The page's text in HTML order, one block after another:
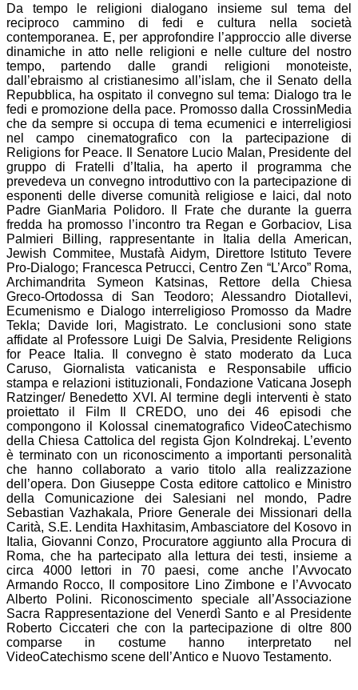
Da tempo le religioni dialogano insieme sul tema del
reciproco cammino di fedi e cultura nella società
contemporanea. E, per approfondire l’approccio alle diverse
dinamiche in atto nelle religioni e nelle culture del nostro
tempo, partendo dalle grandi religioni monoteiste,
dall’ebraismo al cristianesimo all’islam, che il Senato della
Repubblica, ha ospitato il convegno sul tema: Dialogo tra le
fedi e promozione della pace. Promosso dalla CrossinMedia
che da sempre si occupa di tema ecumenici e interreligiosi
nel campo cinematografico con la partecipazione di
Religions for Peace. Il Senatore Lucio Malan, Presidente del
gruppo di Fratelli d’Italia, ha aperto il programma che
prevedeva un convegno introduttivo con la partecipazione di
esponenti delle diverse comunità religiose e laici, dal noto
Padre GianMaria Polidoro. Il Frate che durante la guerra
fredda ha promosso l’incontro tra Regan e Gorbaciov, Lisa
Palmieri Billing, rappresentante in Italia della American,
Jewish Commitee, Mustafà Aidym, Direttore Istituto Tevere
Pro-Dialogo; Francesca Petrucci, Centro Zen “L’Arco” Roma,
Archimandrita Symeon Katsinas, Rettore della Chiesa
Greco-Ortodossa di San Teodoro; Alessandro Diotallevi,
Ecumenismo e Dialogo interreligioso Promosso da Madre
Tekla; Davide Iori, Magistrato. Le conclusioni sono state
affidate al Professore Luigi De Salvia, Presidente Religions
for Peace Italia. Il convegno è stato moderato da Luca
Caruso, Giornalista vaticanista e Responsabile ufficio
stampa e relazioni istituzionali, Fondazione Vaticana Joseph
Ratzinger/ Benedetto XVI. Al termine degli interventi è stato
proiettato il Film Il CREDO, uno dei 46 episodi che
compongono il Kolossal cinematografico VideoCatechismo
della Chiesa Cattolica del regista Gjon Kolndrekaj. L’evento
è terminato con un riconoscimento a importanti personalità
che hanno collaborato a vario titolo alla realizzazione
dell’opera. Don Giuseppe Costa editore cattolico e Ministro
della Comunicazione dei Salesiani nel mondo, Padre
Sebastian Vazhakala, Priore Generale dei Missionari della
Carità, S.E. Lendita Haxhitasim, Ambasciatore del Kosovo in
Italia, Giovanni Conzo, Procuratore aggiunto alla Procura di
Roma, che ha partecipato alla lettura dei testi, insieme a
circa 4000 lettori in 70 paesi, come anche l’Avvocato
Armando Rocco, Il compositore Lino Zimbone e l’Avvocato
Alberto Polini. Riconoscimento speciale all’Associazione
Sacra Rappresentazione del Venerdì Santo e al Presidente
Roberto Ciccateri che con la partecipazione di oltre 800
comparse in costume hanno interpretato nel
VideoCatechismo scene dell’Antico e Nuovo Testamento.